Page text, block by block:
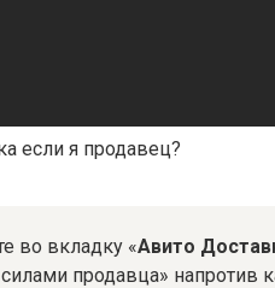
если я продавец?
во вкладку «Авито
силами продавца» напротив